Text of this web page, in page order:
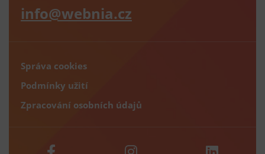
info@webnia.cz
Správa cookies
Podmínky užití
Zpracování osobních údajů